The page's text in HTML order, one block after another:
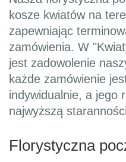
kosze kwiatów na
zapewniając
zamówienia. W
jest zadowolenie
każde zamówienie
indywidualnie, a jego
najwyższą
Florystyczna